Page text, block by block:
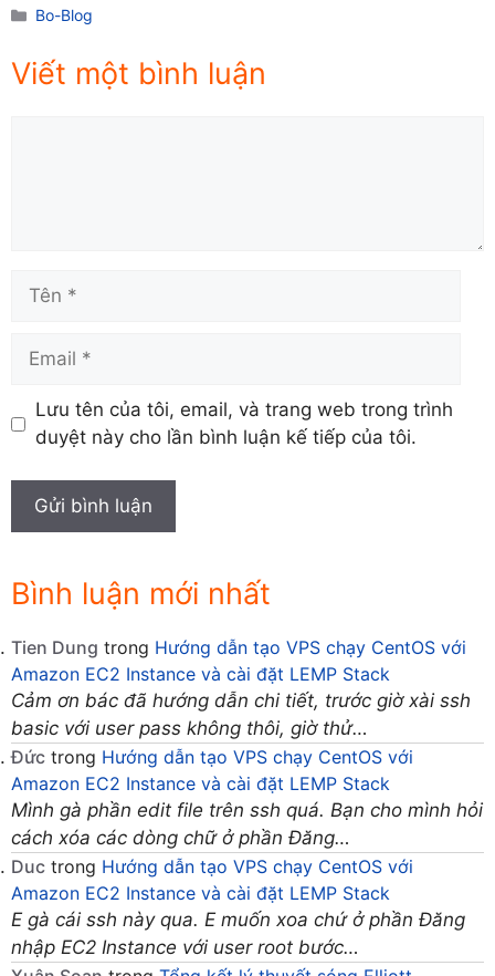
Danh
Bo-Blog
Viết một bình luận
Tên
Email
Lưu tên của tôi, email, và trang web trong trình
duyệt này cho lần bình luận kế tiếp của tôi.
Bình luận mới nhất
Tien Dung trong Hướng dẫn tạo VPS chạy CentOS với
Amazon EC2 Instance và cài đặt LEMP Stack
Cảm ơn bác đã hướng dẫn chi tiết, trước giờ xài ssh
basic với user pass không thôi, giờ thử…
Đức trong Hướng dẫn tạo VPS chạy CentOS với
Amazon EC2 Instance và cài đặt LEMP Stack
Mình gà phần edit file trên ssh quá. Bạn cho mình hỏi
cách xóa các dòng chữ ở phần Đăng…
Duc trong Hướng dẫn tạo VPS chạy CentOS với
Amazon EC2 Instance và cài đặt LEMP Stack
E gà cái ssh này qua. E muốn xoa chứ ở phần Đăng
nhập EC2 Instance với user root bước…